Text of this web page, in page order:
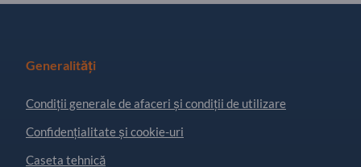
Generalități
Condiţii generale de afaceri și condiții de utilizare
Confidențialitate și cookie-uri
Caseta tehnică